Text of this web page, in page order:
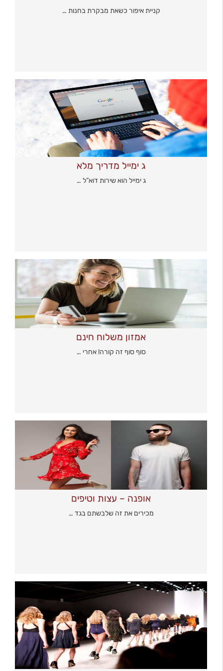
קניית איפור כשאת מבקרת בחנות …
ג ימייל מדריך מלא
ג ימייל הוא שירות דוא”ל …
אמזון משלוח חינם
סוף סוף זה קורה! אחרי …
אופנה – עצות וטיפים
מכירים את זה שלבשתם בגד …